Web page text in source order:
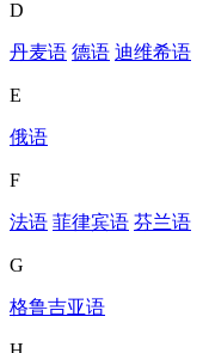
D
丹麦语 德语 迪维希语
E
俄语
F
法语 菲律宾语 芬兰语
G
格鲁吉亚语